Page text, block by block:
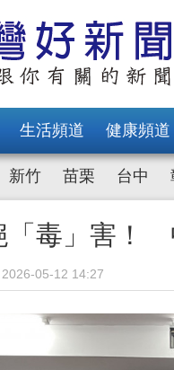
生活頻道 健康頻道
新竹 苗栗 台中
「毒」害！
2026-05-12 14:27